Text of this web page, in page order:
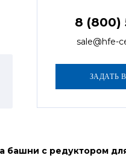
8 (800)
sale@hfe-
башни с редуктором